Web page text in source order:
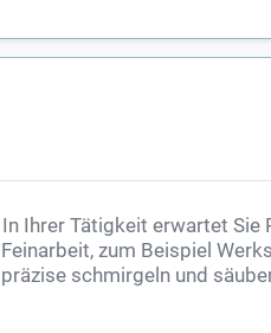
In Ihrer Tätigkeit erwartet Sie
Feinarbeit, zum Beispiel
präzise schmirgeln und